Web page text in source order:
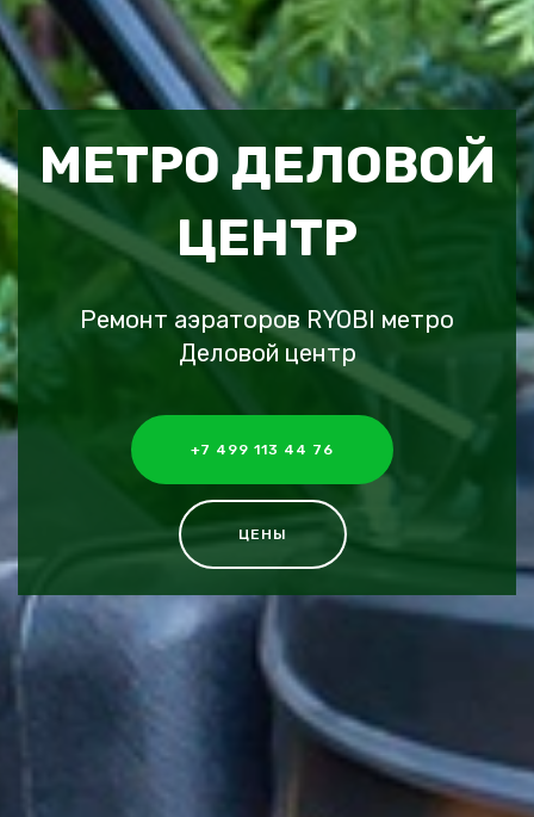
МЕТРО ДЕЛОВОЙ
ЦЕНТР
Ремонт аэраторов RYOBI метро
Деловой центр
+7 499 113 44 76
ЦЕНЫ